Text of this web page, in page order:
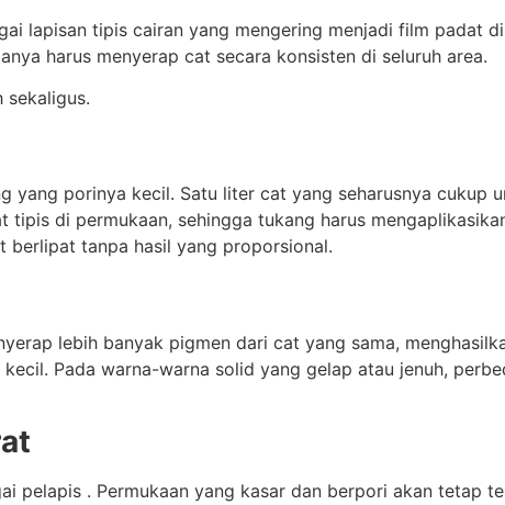
lapisan tipis cairan yang mengering menjadi film padat
harus menyerap cat secara konsisten di seluruh area.
sekaligus.
porinya kecil. Satu liter cat yang seharusnya cukup
di permukaan, sehingga tukang harus
berlipat tanpa hasil yang proporsional.
lebih banyak pigmen dari cat yang sama,
Pada warna-warna solid yang gelap atau jenuh,
pelapis . Permukaan yang kasar dan berpori akan tetap